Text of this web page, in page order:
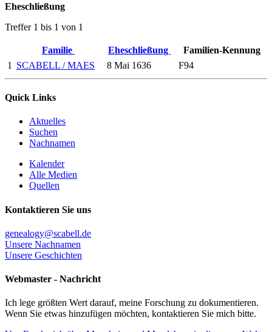
Eheschließung
Treffer 1 bis 1 von 1
Familie Eheschließung
Familien-Kennung
1
SCABELL / MAES 8 Mai 1636 F94
Quick Links
Aktuelles
Suchen
Nachnamen
Kalender
Alle Medien
Quellen
Kontaktieren Sie uns
genealogy@scabell.de
Unsere Nachnamen
Unsere Geschichten
Webmaster - Nachricht
Ich lege größten Wert darauf, meine Forschung zu dokumentieren.
Wenn Sie etwas hinzufügen möchten, kontaktieren Sie mich bitte.